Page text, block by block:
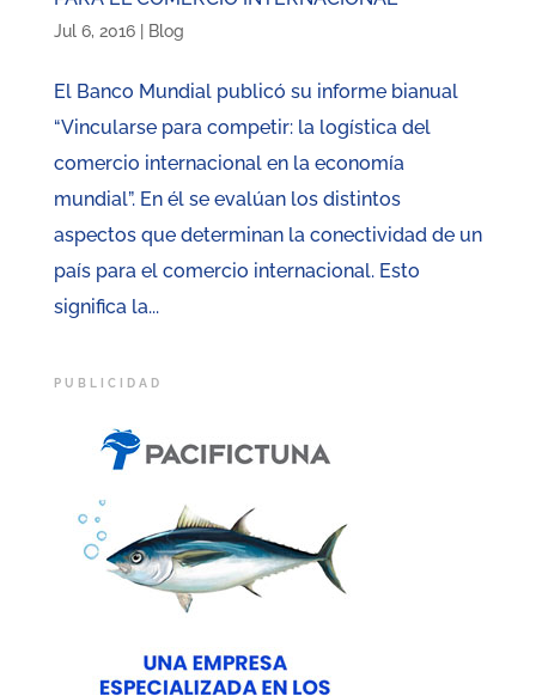
Jul 6, 2016| Blog
El Banco Mundial publicó su informe bianual
“Vincularse para competir: la logística del
comercio internacional en la economía
mundial”. En él se evalúan los distintos
aspectos que determinan la conectividad de un
país para el comercio internacional. Esto
significa la...